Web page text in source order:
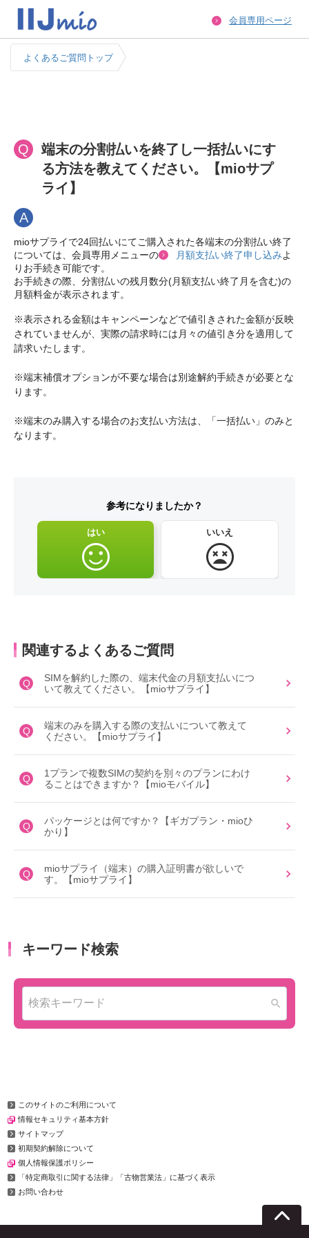
会員専用ページ
よくあるご質問トップ
Q
端末の分割払いを終了し一括払いにす
る方法を教えてください。【mioサプ
ライ】
A
mioサプライで24回払いにてご購入された各端末の分割払い終了
については、会員専用メニューの
月額支払い終了申し込みよ
りお手続き可能です。
お手続きの際、分割払いの残月数分(月額支払い終了月を含む)の
月額料金が表示されます。
※表示される金額はキャンペーンなどで値引きされた金額が反映
されていませんが、実際の請求時には月々の値引き分を適用して
請求いたします。
※端末補償オプションが不要な場合は別途解約手続きが必要とな
ります。
※端末のみ購入する場合のお支払い方法は、「一括払い」のみと
参考になりましたか？
はい いいえ
関連するよくあるご質問
Q
SIMを解約した際の、端末代金の月額支払いにつ
いて教えてください。【mioサプライ】
Q
端末のみを購入する際の支払いについて教えて
ください。【mioサプライ】
Q
1プランで複数SIMの契約を別々のプランにわけ
ることはできますか？【mioモバイル】
Q
パッケージとは何ですか？【ギガプラン・mioひ
かり】
Q
mioサプライ（端末）の購入証明書が欲しいで
す。【mioサプライ】
このサイトのご利用について
情報セキュリティ基本方針
サイトマップ
初期契約解除について
個人情報保護ポリシー
「特定商取引に関する法律」「古物営業法」に基づく表示
お問い合わせ